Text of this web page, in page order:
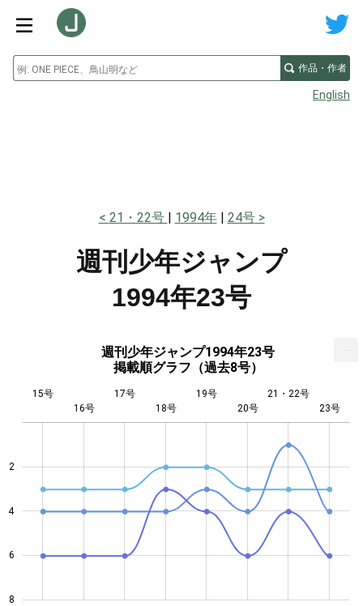
作品・作者
English
21・22号 1994年 24号
週刊少年ジャンプ
1994年23号
週刊少年ジャンプ1994年23号
掲載順グラフ（過去8号）
4
2
4
6
8
15号
16号
17号
18号
19号
20号
21・22号
23号